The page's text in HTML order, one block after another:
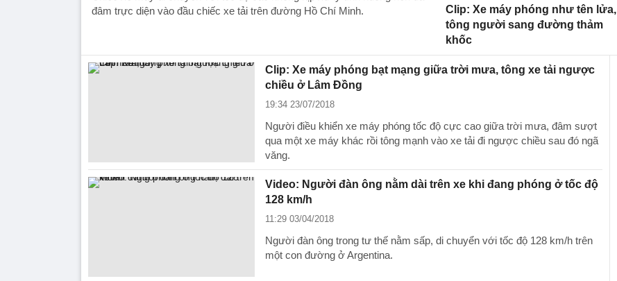
đâm trực diện vào đầu chiếc xe tải trên đường Hồ Chí Minh.
Clip: Xe máy phóng như tên lửa,
tông người sang đường thảm
khốc
Clip: Xe máy phóng bạt mạng giữa trời mưa, tông xe tải ngược
chiều ở Lâm Đồng
19:34 23/07/2018
Người điều khiển xe máy phóng tốc độ cực cao giữa trời mưa, đâm sượt
qua một xe máy khác rồi tông mạnh vào xe tải đi ngược chiều sau đó ngã
văng.
Video: Người đàn ông nằm dài trên xe khi đang phóng ở tốc độ
128 km/h
11:29 03/04/2018
Người đàn ông trong tư thế nằm sấp, di chuyển với tốc độ 128 km/h trên
một con đường ở Argentina.